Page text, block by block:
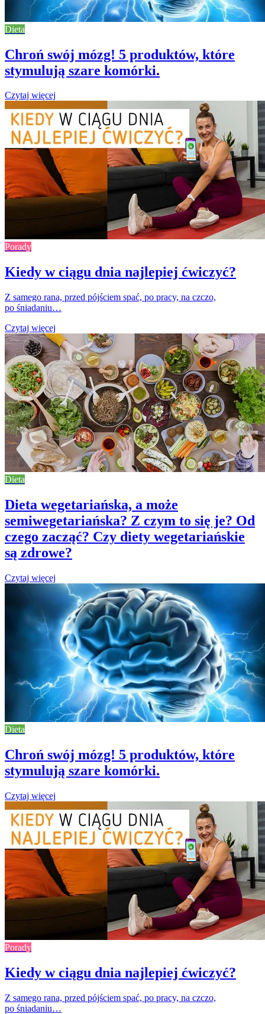
Dieta
Chroń swój mózg! 5 produktów, które
stymulują szare komórki.
Czytaj więcej
Porady
Kiedy w ciągu dnia najlepiej ćwiczyć?
Z samego rana, przed pójściem spać, po pracy, na czczo,
po śniadaniu…
Czytaj więcej
Dieta
Dieta wegetariańska, a może
semiwegetariańska? Z czym to się je? Od
czego zacząć? Czy diety wegetariańskie
są zdrowe?
Czytaj więcej
Dieta
Chroń swój mózg! 5 produktów, które
stymulują szare komórki.
Czytaj więcej
Porady
Kiedy w ciągu dnia najlepiej ćwiczyć?
Z samego rana, przed pójściem spać, po pracy, na czczo,
po śniadaniu…